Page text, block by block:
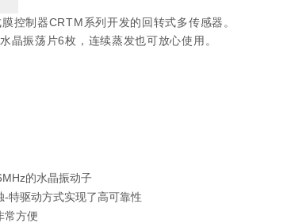
控制器CRTM系列开发的回转式多传感器。
晶振荡片6枚，连续蒸发也可放心使用。
的水晶振动子
-特驱动方式实现了高可靠性
常方便